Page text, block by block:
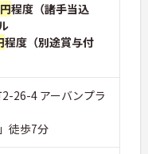
程度（諸手当込
程度（別途賞与付
26-4 アーバンプラ
徒歩7分